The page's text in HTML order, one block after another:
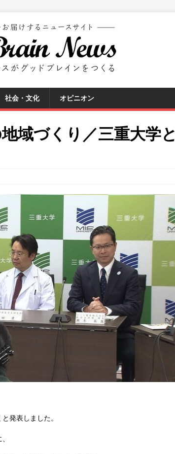
社会・文化 オピニオン
域づくり／三重大学と
発表しました。